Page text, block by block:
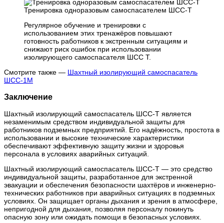
Тренировка одноразовым самоспасателем ШСС-Т
Регулярное обучение и тренировки с
использованием этих тренажёров повышают
готовность работников к экстренным ситуациям и
снижают риск ошибок при использовании
изолирующего самоспасателя ШСС Т.
Смотрите также — Шахтный изолирующий самоспасатель
ШСС-1М
Заключение
Шахтный изолирующий самоспасатель ШСС-Т является
незаменимым средством индивидуальной защиты для
работников подземных предприятий. Его надёжность, простота в
использовании и высокие технические характеристики
обеспечивают эффективную защиту жизни и здоровья
персонала в условиях аварийных ситуаций.
Шахтный изолирующий самоспасатель ШСС-Т — это средство
индивидуальной защиты, разработанное для экстренной
эвакуации и обеспечения безопасности шахтёров и инженерно-
технических работников при аварийных ситуациях в подземных
условиях. Он защищает органы дыхания и зрения в атмосфере,
непригодной для дыхания, позволяя персоналу покинуть
опасную зону или ожидать помощи в безопасных условиях.